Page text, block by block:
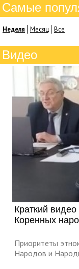
Самые
Неделя Месяц Все
Видео
Краткий
Коренных
Приоритеты
Народов и